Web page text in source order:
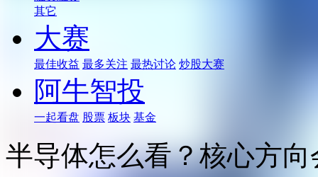
其它
大赛
最佳收益 最多关注 最热讨论 炒股大赛
阿牛智投
一起看盘 股票 板块 基金
半导体怎么看？核心方